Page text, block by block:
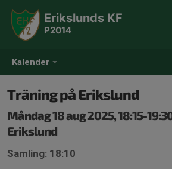
Kalender
Erikslunds KF
P2014
Träning på Erikslund
Måndag 18 aug 2025, 18:15-
Erikslund
Samling: 18:10